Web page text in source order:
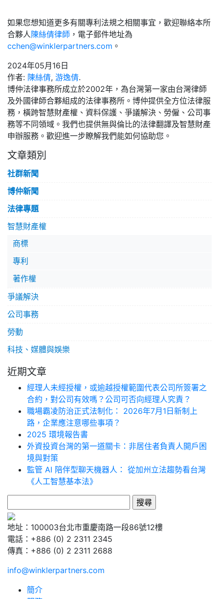
如果您想知道更多有關專利法規之相關事宜，歡迎聯絡本所
合夥人陳絲倩律師 ，電子郵件地址為
cchen@winklerpartners.com 。
2024年05月16日
作者: 陳絲倩, 游逸倩.
博仲法律事務所成立於2002年，為台灣第一家由台灣律師
及外國律師合夥組成的法律事務所。博仲提供全方位法律服
務，橫跨智慧財產權、資料保護、爭議解決、勞僱、公司事
務等不同領域。我們也提供無與倫比的法律翻譯及智慧財產
申辦服務。歡迎進一步瞭解我們能如何協助您。
文章類別
社群新聞
博仲新聞
法律專題
智慧財產權
商標
專利
著作權
爭議解決
公司事務
勞動
科技、媒體與娛樂
近期文章
經理人未經授權，或逾越授權範圍代表公司所簽署之
合約，對公司有效嗎？公司可否向經理人究責？
職場霸凌防治正式法制化： 2026年7月1日新制上
路，企業應注意哪些事項？
2025 環境報告書
外資投資台灣的第一道關卡：非居住者負責人開戶困
境與對策
監管 AI 陪伴型聊天機器人： 從加州立法趨勢看台灣
《人工智慧基本法》
尋
關
鍵
字:
地址：100003台北市重慶南路一段86號12樓
電話：+886 (0) 2 2311 2345
傳真：+886 (0) 2 2311 2688
info@winklerpartners.com
簡介